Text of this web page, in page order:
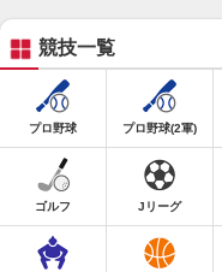
競技一覧
プロ野球 プロ野球(2軍)
ゴルフ Jリーグ